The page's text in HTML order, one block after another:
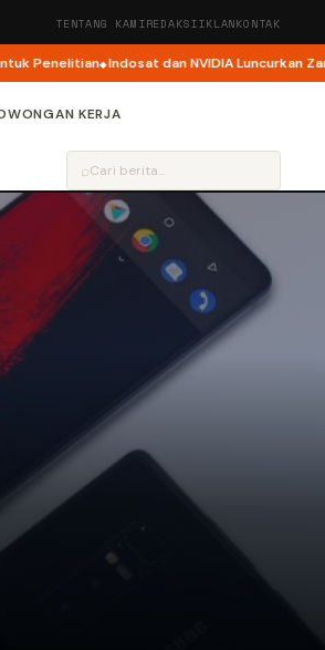
TENTANG KAMIREDAKSIIKLANKONTAK
Indosat dan NVIDIA Luncurkan
KERJA
⌕